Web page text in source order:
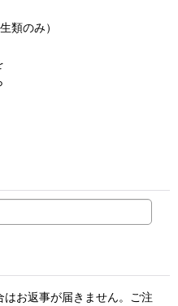
類のみ）
はお返事が届きません。ご注